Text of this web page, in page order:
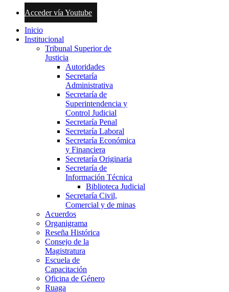
Acceder vía Youtube
Inicio
Institucional
Tribunal Superior de
Justicia
Autoridades
Secretaría
Administrativa
Secretaría de
Superintendencia y
Control Judicial
Secretaría Penal
Secretaría Laboral
Secretaría Económica
y Financiera
Secretaría Originaria
Secretaría de
Información Técnica
Biblioteca Judicial
Secretaría Civil,
Comercial y de minas
Acuerdos
Organigrama
Reseña Histórica
Consejo de la
Magistratura
Escuela de
Capacitación
Oficina de Género
Ruaga